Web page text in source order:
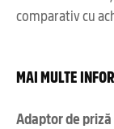
comparativ cu
MAI MULTE
Adaptor de priză